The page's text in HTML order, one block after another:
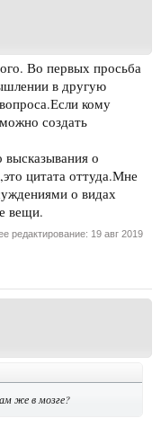
Во первых просьба
в другую
кому
создать
о
цитата оттуда.Мне
о видах
вещи.
редактирование: 19 авг 2019
же в мозге?